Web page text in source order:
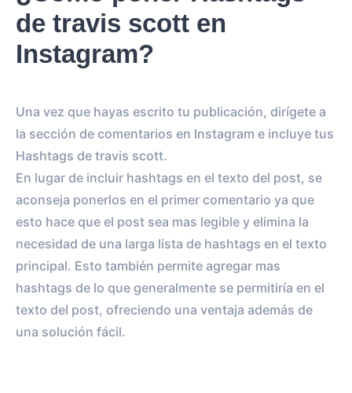
de travis scott en
Instagram?
Una vez que hayas escrito tu publicación, dirígete a
la sección de comentarios en Instagram e incluye tus
Hashtags de travis scott.
En lugar de incluir hashtags en el texto del post, se
aconseja ponerlos en el primer comentario ya que
esto hace que el post sea mas legible y elimina la
necesidad de una larga lista de hashtags en el texto
principal. Esto también permite agregar mas
hashtags de lo que generalmente se permitiría en el
texto del post, ofreciendo una ventaja además de
una solución fácil.